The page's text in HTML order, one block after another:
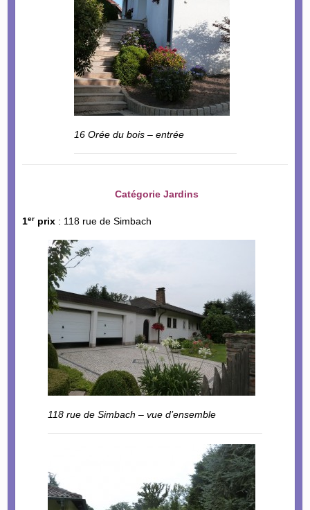
16 Orée du bois – entrée
Catégorie Jardins
1erprix: 118 rue de Simbach
118 rue de Simbach – vue d’ensemble